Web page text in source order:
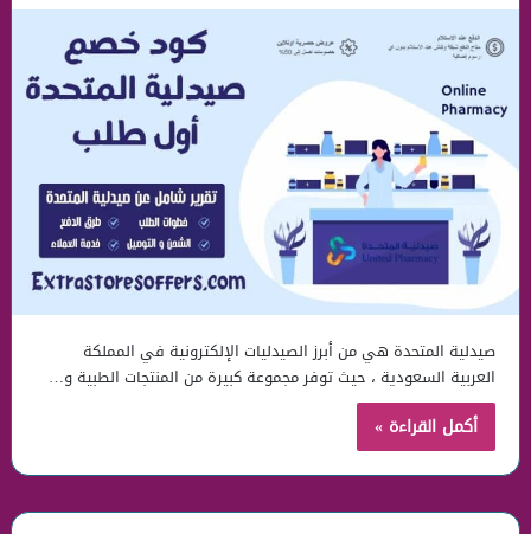
صيدلية المتحدة هي من أبرز الصيدليات الإلكترونية في المملكة
العربية السعودية ، حيث توفر مجموعة كبيرة من المنتجات الطبية و…
أكمل القراءة »